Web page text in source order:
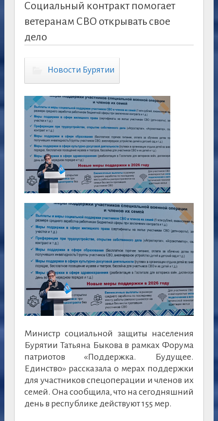
Социальный контракт помогает
ветеранам СВО открывать свое
дело
Новости Бурятии
Министр социальной защиты населения
Бурятии Татьяна Быкова в рамках Форума
патриотов «Поддержка. Будущее.
Единство» рассказала о мерах поддержки
для участников спецоперации и членов их
семей. Она сообщила, что на сегодняшний
день в республике действуют 155 мер.